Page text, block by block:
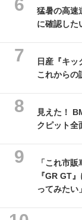
猛暑の高速
に確認した
日産『キ
これからの
見えた！
クピット全
「これ市
『GR GT
ってみたい